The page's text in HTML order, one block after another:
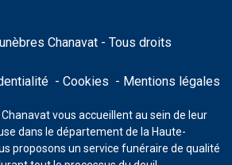
Chanavat - Tous droits
Cookies Mentions légales
vous accueillent au sein de leur
dans le département de la Haute-
proposons un service funéraire de qualité